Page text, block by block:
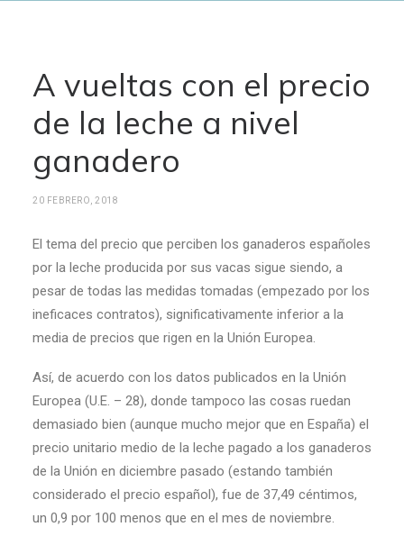
A vueltas con el precio
de la leche a nivel
ganadero
20 FEBRERO, 2018
El tema del precio que perciben los ganaderos españoles
por la leche producida por sus vacas sigue siendo, a
pesar de todas las medidas tomadas (empezado por los
ineficaces contratos), significativamente inferior a la
media de precios que rigen en la Unión Europea.
Así, de acuerdo con los datos publicados en la Unión
Europea (U.E. – 28), donde tampoco las cosas ruedan
demasiado bien (aunque mucho mejor que en España) el
precio unitario medio de la leche pagado a los ganaderos
de la Unión en diciembre pasado (estando también
considerado el precio español), fue de 37,49 céntimos,
un 0,9 por 100 menos que en el mes de noviembre.